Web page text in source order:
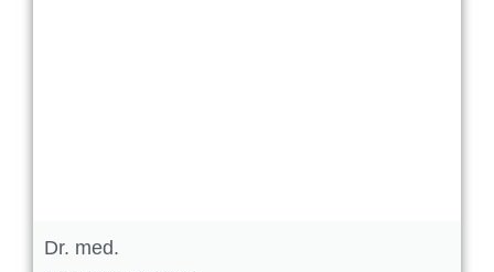
Dr. med.